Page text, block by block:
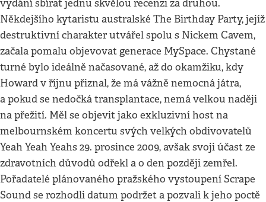
vydání sbírat jednu skvělou recenzi za druhou.
Někdejšího kytaristu australské The Birthday Party, jejíž
destruktivní charakter utvářel spolu s Nickem Cavem,
začala pomalu objevovat generace MySpace. Chystané
turné bylo ideálně načasované, až do okamžiku, kdy
Howard v říjnu přiznal, že má vážně nemocná játra,
a pokud se nedočká transplantace, nemá velkou naději
na přežití. Měl se objevit jako exkluzivní host na
melbournském koncertu svých velkých obdivovatelů
Yeah Yeah Yeahs 29. prosince 2009, avšak svoji účast ze
zdravotních důvodů odřekl a o den později zemřel.
Pořadatelé plánovaného pražského vystoupení Scrape
Sound se rozhodli datum podržet a pozvali k jeho poctě